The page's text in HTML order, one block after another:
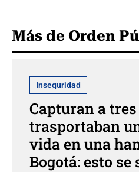
Más de Orden
Inseguridad
Capturan a
trasportaban
vida en una
Bogotá: esto se